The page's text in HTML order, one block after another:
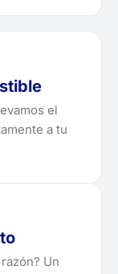
el
a tu
Un